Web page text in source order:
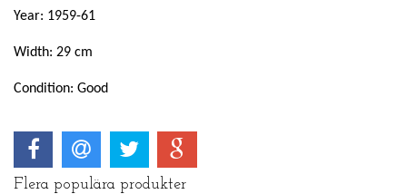
Year: 1959-61
Width: 29 cm
Condition: Good
Flera populära produkter